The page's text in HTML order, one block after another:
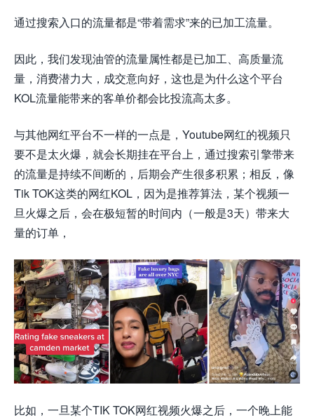
通过搜索入口的流量都是“带着需求”来的已加工流量。
因此，我们发现油管的流量属性都是已加工、高质量流
量，消费潜力大，成交意向好，这也是为什么这个平台
KOL流量能带来的客单价都会比投流高太多。
与其他网红平台不一样的一点是，Youtube网红的视频只
要不是太火爆，就会长期挂在平台上，通过搜索引擎带来
的流量是持续不间断的，后期会产生很多积累；相反，像
Tik TOK这类的网红KOL，因为是推荐算法，某个视频一
旦火爆之后，会在极短暂的时间内（一般是3天）带来大
量的订单，
比如，一旦某个TIK TOK网红视频火爆之后，一个晚上能